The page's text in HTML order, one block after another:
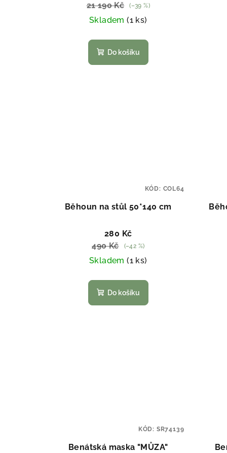
21 190 Kč
(–39 %)
Skladem(1 ks)
Do košíku
Běhoun na stůl 50*140 cm
280 Kč
490 Kč
(–42 %)
Skladem(1 ks)
Do košíku
KÓD: COL64
Benátská maska "MŮZA"
KÓD: SR74139